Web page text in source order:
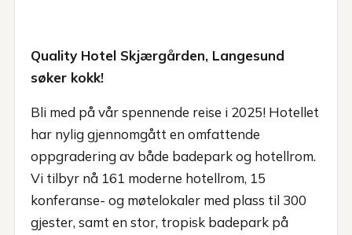
Quality Hotel Skjærgården, Langesund
søker kokk!
Bli med på vår spennende reise i 2025! Hotellet
har nylig gjennomgått en omfattende
oppgradering av både badepark og hotellrom.
Vi tilbyr nå 161 moderne hotellrom, 15
konferanse- og møtelokaler med plass til 300
gjester, samt en stor, tropisk badepark på